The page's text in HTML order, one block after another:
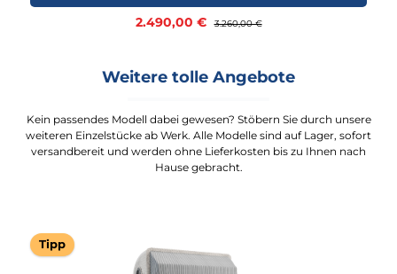
Verkaufspreis:
2.490,00 € Regulärer Preis:
3.260,00 €
Weitere tolle Angebote
Kein passendes Modell dabei gewesen? Stöbern Sie durch unsere
weiteren Einzelstücke ab Werk. Alle Modelle sind auf Lager, sofort
versandbereit und werden ohne Lieferkosten bis zu Ihnen nach
Hause gebracht.
Tipp